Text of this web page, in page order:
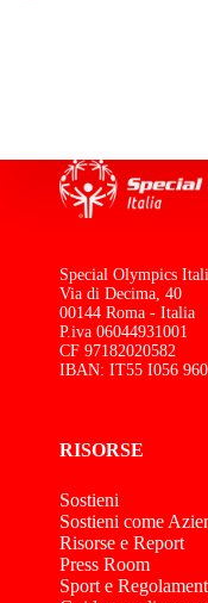
Special Olympics
Via di Decima, 40
00144 Roma - Italia
P.iva 06044931001
CF 97182020582
IBAN: IT55 I056
RISORSE
Sostieni
Sostieni come
Risorse e Report
Press Room
Sport e